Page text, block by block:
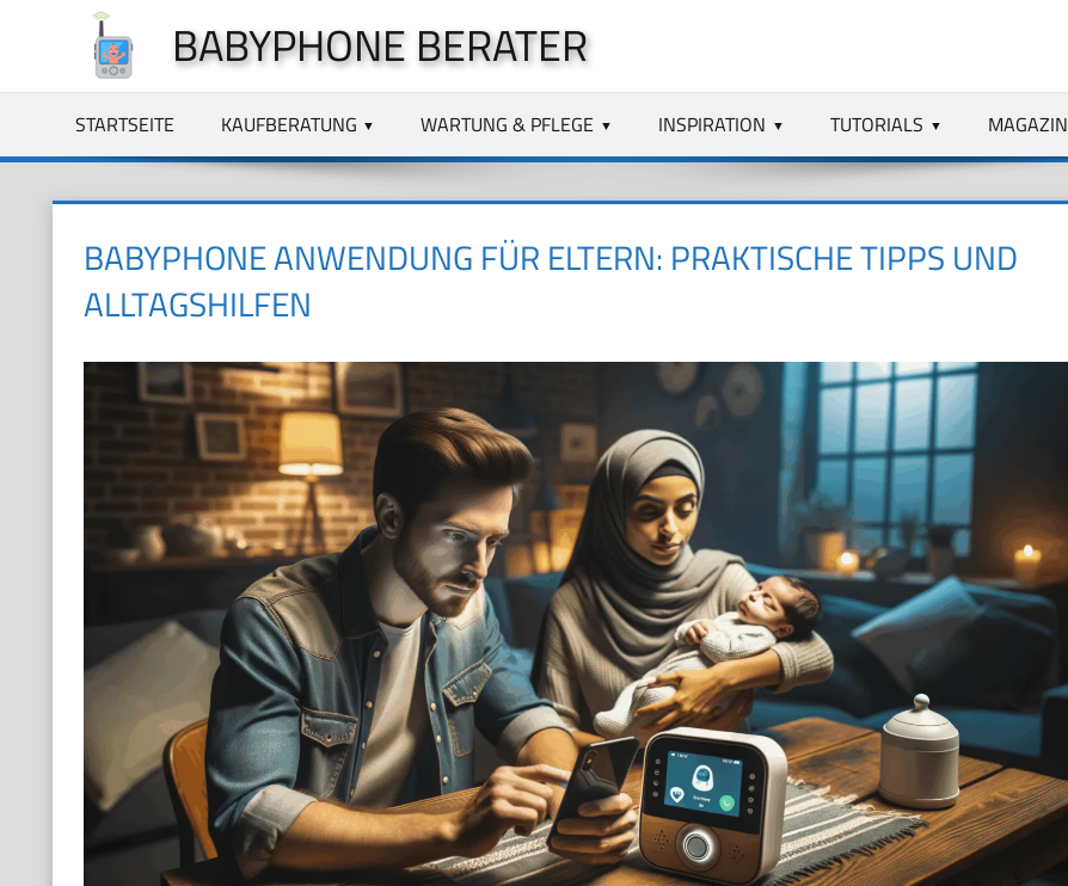
springen
BABYPHONE BERATER
STARTSEITE KAUFBERATUNG WARTUNG & PFLEGE INSPIRATION TUTORIALS MAGAZIN
BABYPHONE ANWENDUNG FÜR ELTERN: PRAKTISCHE TIPPS UND
ALLTAGSHILFEN